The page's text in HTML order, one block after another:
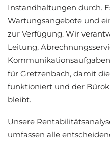
Instandhaltungen durch.
Wartungsangebote und
zur Verfügung. Wir
Leitung,
für Gretzenbach, damit
funktioniert und der
bleibt.
Unsere
umfassen alle